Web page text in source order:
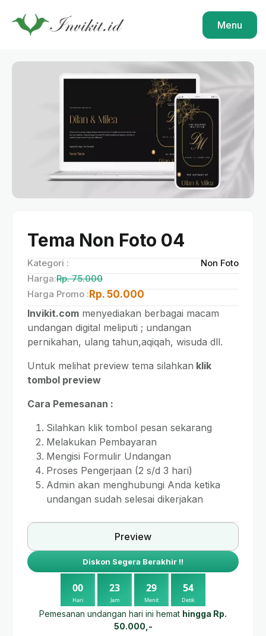
Menu
Tema Non Foto 04
Kategori :
Non Foto
Harga:Rp. 75.000
Harga Promo :Rp. 50.000
Invikit.com menyediakan berbagai macam
undangan digital meliputi ; undangan
pernikahan, ulang tahun,aqiqah, wisuda dll.
Untuk melihat preview tema silahkan klik
tombol preview
Cara Pemesanan :
Silahkan klik tombol pesan sekarang
Melakukan Pembayaran
Mengisi Formulir Undangan
Proses Pengerjaan (2 s/d 3 hari)
Admin akan menghubungi Anda ketika
undangan sudah selesai dikerjakan
Preview
Diskon Segera Berakhir !!
00
Hari
23
Jam
29
Menit
53
Detik
Pemesanan undangan hari ini hemat hingga Rp.
50.000,-